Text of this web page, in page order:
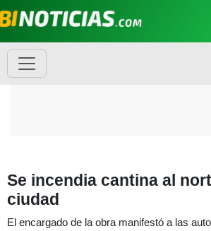
Se incendia cantina al
ciudad
El encargado de la obra manifestó a las